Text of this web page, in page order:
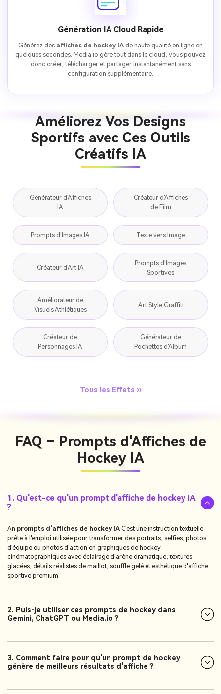
Génération IA Cloud Rapide
Générez des affiches de hockey IA de haute qualité en ligne en
quelques secondes. Media.io gère tout dans le cloud, vous pouvez
donc créer, télécharger et partager instantanément sans
configuration supplémentaire.
Améliorez Vos Designs
Sportifs avec Ces Outils
Créatifs IA
Générateur d'Affiches
IA
Créateur d'Affiches
de Film
Prompts d'Images IA Texte vers Image
Créateur d'Art IA
Prompts d'Images
Sportives
Améliorateur de
Visuels Athlétiques
Art Style Graffiti
Créateur de
Personnages IA
Générateur de
Pochettes d'Album
Tous les Effets ››
FAQ – Prompts d'Affiches de
Hockey IA
1. Qu'est-ce qu'un prompt d'affiche de hockey IA
?
An prompts d'affiches de hockey IA C'est une instruction textuelle
prête à l'emploi utilisée pour transformer des portraits, selfies, photos
d'équipe ou photos d'action en graphiques de hockey
cinématographiques avec éclairage d'arène dramatique, textures
glacées, détails réalistes de maillot, souffle gelé et esthétique d'affiche
sportive premium.
2. Puis-je utiliser ces prompts de hockey dans
Gemini, ChatGPT ou Media.io ?
3. Comment faire pour qu'un prompt de hockey
génère de meilleurs résultats d'affiche ?